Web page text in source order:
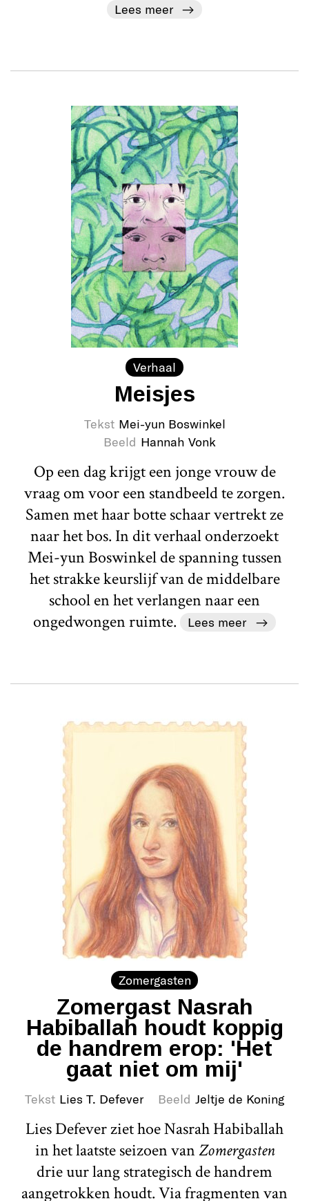
Lees meer
Verhaal
Meisjes
Tekst Mei-yun Boswinkel
Beeld Hannah Vonk
Op een dag krijgt een jonge vrouw de
vraag om voor een standbeeld te zorgen.
Samen met haar botte schaar vertrekt ze
naar het bos. In dit verhaal onderzoekt
Mei-yun Boswinkel de spanning tussen
het strakke keurslijf van de middelbare
school en het verlangen naar een
ongedwongen ruimte.
Lees meer
Zomergasten
Zomergast Nasrah
Habiballah houdt koppig
de handrem erop: 'Het
gaat niet om mij'
Tekst Lies T. Defever Beeld Jeltje de Koning
Lies Defever ziet hoe Nasrah Habiballah
in het laatste seizoen vanZomergasten
drie uur lang strategisch de handrem
aangetrokken houdt. Via fragmenten van